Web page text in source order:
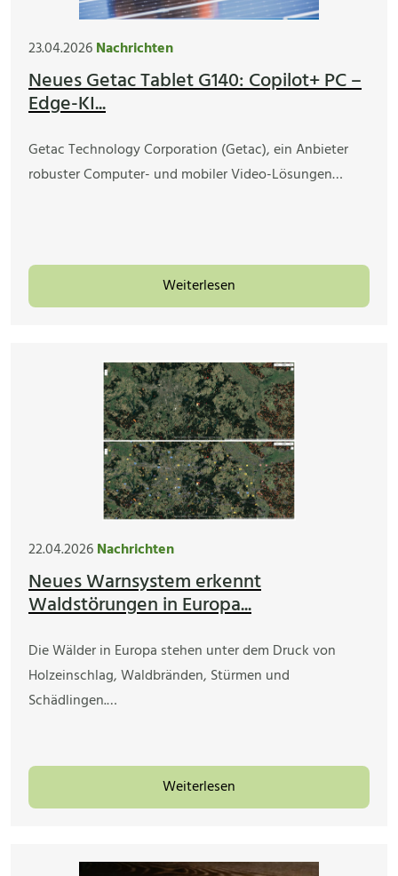
23.04.2026Nachrichten
Neues Getac Tablet G140: Copilot+ PC –
Edge-KI...
Getac Technology Corporation (Getac), ein Anbieter
robuster Computer- und mobiler Video-Lösungen…
Weiterlesen
22.04.2026Nachrichten
Neues Warnsystem erkennt
Waldstörungen in Europa...
Die Wälder in Europa stehen unter dem Druck von
Holzeinschlag, Waldbränden, Stürmen und
Schädlingen.…
Weiterlesen